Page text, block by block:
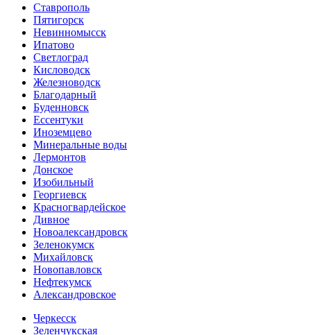
Ставрополь
Пятигорск
Невинномысск
Ипатово
Светлоград
Кисловодск
Железноводск
Благодарный
Буденновск
Ессентуки
Иноземцево
Минеральные воды
Лермонтов
Донское
Изобильный
Георгиевск
Красногвардейское
Дивное
Новоалександровск
Зеленокумск
Михайловск
Новопавловск
Нефтекумск
Александровское
Черкесск
Зеленчукская